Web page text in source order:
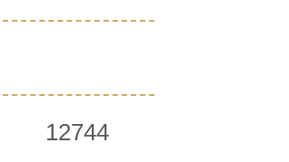
12744